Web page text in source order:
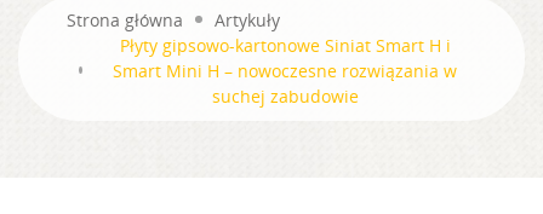
Strona główna
Artykuły
Płyty gipsowo-kartonowe Siniat Smart H i
Smart Mini H – nowoczesne rozwiązania w
suchej zabudowie